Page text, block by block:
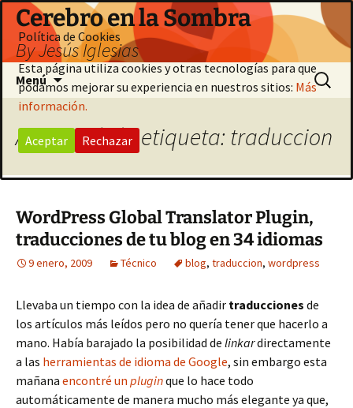
Saltar
contenido
Cerebro en la Sombra
By Jesús Iglesias
Menú Buscar:
Archivo de la etiqueta: traduccion
WordPress Global Translator Plugin,
traducciones de tu blog en 34 idiomas
9 enero, 2009 Técnico blog, traduccion, wordpress
Llevaba un tiempo con la idea de añadir traducciones de
los artículos más leídos pero no quería tener que hacerlo a
mano. Había barajado la posibilidad de linkardirectamente
a las herramientas de idioma de Google, sin embargo esta
mañana encontré un pluginque lo hace todo
automáticamente de manera mucho más elegante ya que,
Política de Cookies
Esta página utiliza cookies y otras tecnologías para que
podamos mejorar su experiencia en nuestros sitios: Más
información.
Aceptar Rechazar